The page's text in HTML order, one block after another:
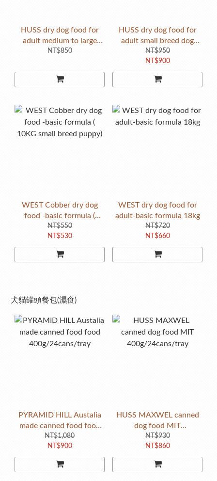
HUSS dry dog food for
adult medium to large
breed dog 18kg
NT$850
HUSS dry dog food for
adult small breed dog
18kg
NT$950
NT$900
WEST Cobber dry dog
food -basic formula (
10KG small breed puppy)
NT$550
NT$530
WEST dry dog food for
adult-basic formula 18kg
NT$720
NT$660
犬貓罐頭餐包(濕食)
PYRAMID HILL Austalia
made canned food food
400g/24cans/tray
NT$1,080
NT$900
HUSS MAXWEL canned
dog food MIT
400g/24cans/tray
NT$930
NT$860